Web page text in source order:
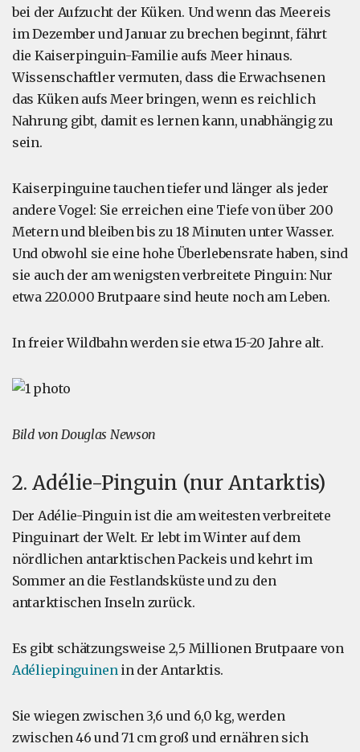
bei der Aufzucht der Küken. Und wenn das Meereis
im Dezember und Januar zu brechen beginnt, fährt
die Kaiserpinguin-Familie aufs Meer hinaus.
Wissenschaftler vermuten, dass die Erwachsenen
das Küken aufs Meer bringen, wenn es reichlich
Nahrung gibt, damit es lernen kann, unabhängig zu
sein.
Kaiserpinguine tauchen tiefer und länger als jeder
andere Vogel: Sie erreichen eine Tiefe von über 200
Metern und bleiben bis zu 18 Minuten unter Wasser.
Und obwohl sie eine hohe Überlebensrate haben, sind
sie auch der am wenigsten verbreitete Pinguin: Nur
etwa 220.000 Brutpaare sind heute noch am Leben.
In freier Wildbahn werden sie etwa 15-20 Jahre alt.
Bild von Douglas Newson
2. Adélie-Pinguin (nur Antarktis)
Der Adélie-Pinguin ist die am weitesten verbreitete
Pinguinart der Welt. Er lebt im Winter auf dem
nördlichen antarktischen Packeis und kehrt im
Sommer an die Festlandsküste und zu den
antarktischen Inseln zurück.
Es gibt schätzungsweise 2,5 Millionen Brutpaare von
Adéliepinguinenin der Antarktis.
Sie wiegen zwischen 3,6 und 6,0 kg, werden
zwischen 46 und 71 cm groß und ernähren sich